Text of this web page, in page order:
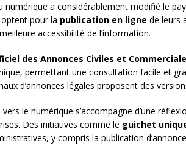
numérique a considérablement modifié le
pour la publication en ligne de leurs
accessibilité de l’information.
des Annonces Civiles et
permettant une consultation facile et
d’annonces légales proposent des
le numérique s’accompagne d’une
Des initiatives comme le guichet
y compris la publication